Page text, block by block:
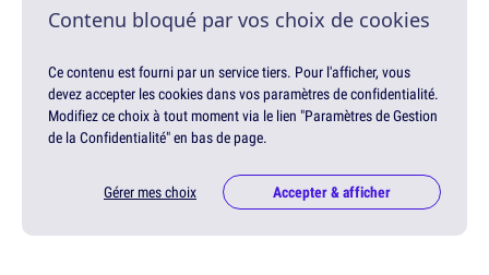
Contenu bloqué par vos choix de cookies
Ce contenu est fourni par un service tiers. Pour l'afficher, vous
devez accepter les cookies dans vos paramètres de confidentialité.
Modifiez ce choix à tout moment via le lien "Paramètres de Gestion
de la Confidentialité" en bas de page.
Gérer mes choix Accepter & afficher